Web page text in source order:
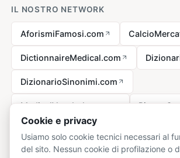
IL NOSTRO NETWORK
AforismiFamosi.com
DictionnaireMedical.com
DizionarioSinonimi.com
MedicalVocabulary.org
Avviso legale ai sensi della legge n. 62 del
Cookie e privacy
Usiamo solo cookie tecnici necessari al
del sito. Nessun cookie di profilazione o